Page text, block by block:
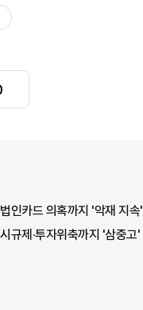
인카드 의혹까지 '악재 지속'
규제·투자위축까지 '삼중고'